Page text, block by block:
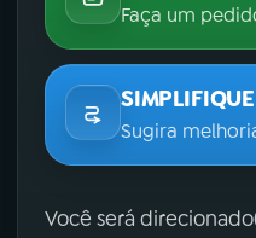
Faça um
SIMPLIFIQUE
Sugira
Você será